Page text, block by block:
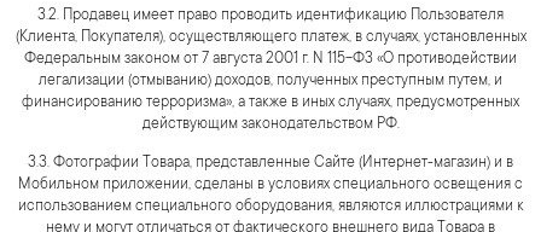
3.2. Продавец имеет право проводить идентификацию Пользователя
(Клиента, Покупателя), осуществляющего платеж, в случаях, установленных
Федеральным законом от 7 августа 2001 г. N 115-ФЗ «О противодействии
легализации (отмыванию) доходов, полученных преступным путем, и
финансированию терроризма», а также в иных случаях, предусмотренных
действующим законодательством РФ.
3.3. Фотографии Товара, представленные Сайте (Интернет-магазин) и в
Мобильном приложении, сделаны в условиях специального освещения с
использованием специального оборудования, являются иллюстрациями к
нему и могут отличаться от фактического внешнего вида Товара в